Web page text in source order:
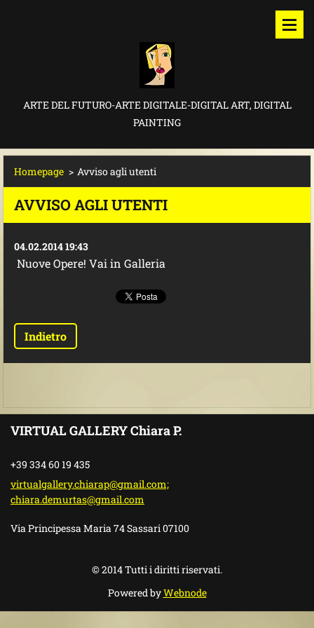
ARTE DEL FUTURO-ARTE DIGITALE-DIGITAL ART, DIGITAL
PAINTING
Homepage > Avviso agli utenti
AVVISO AGLI UTENTI
04.02.2014 19:43
Nuove Opere! Vai in Galleria
Indietro
VIRTUAL GALLERY Chiara P.
+39 334 60 19 435
virtualgallery.chiarap@gmail.com;
chiara.demurtas@gmail.com
Via Principessa Maria 74 Sassari 07100
© 2014 Tutti i diritti riservati.
Powered byWebnode